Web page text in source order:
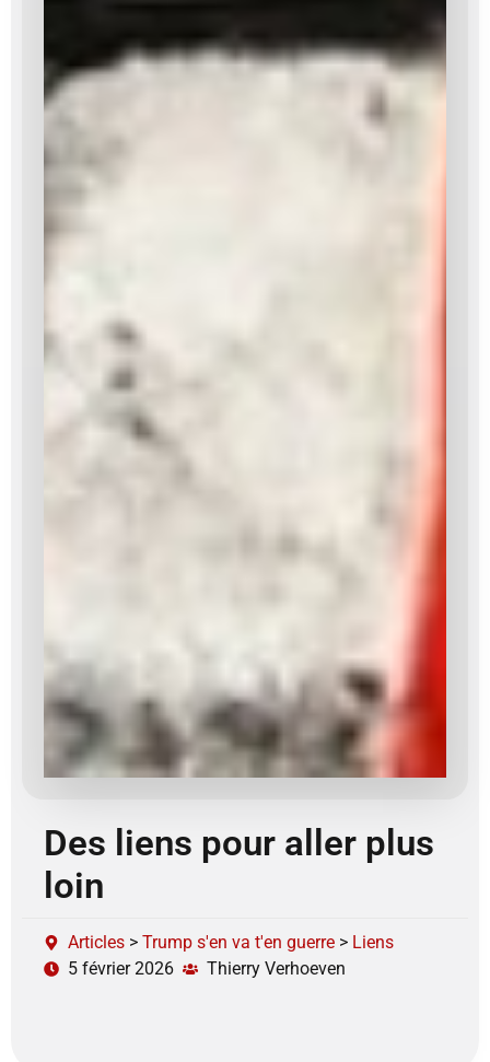
Des liens pour aller plus
loin
Articles > Trump s'en va t'en guerre > Liens
5 février 2026
Thierry Verhoeven